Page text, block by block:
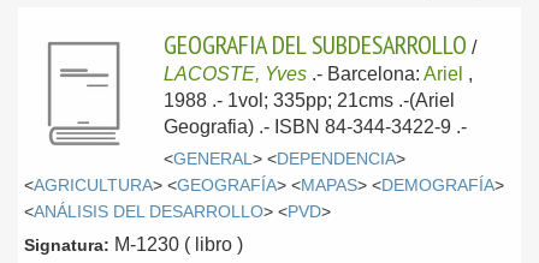
GEOGRAFIA DEL SUBDESARROLLO /
LACOSTE, Yves .- Barcelona: Ariel ,
1988 .- 1vol; 335pp; 21cms .-(Ariel
Geografia) .- ISBN 84-344-3422-9 .-
<GENERAL > <DEPENDENCIA>
<AGRICULTURA> <GEOGRAFÍA> <MAPAS> <DEMOGRAFÍA>
<ANÁLISIS DEL DESARROLLO> <PVD>
Signatura: M-1230 ( libro )